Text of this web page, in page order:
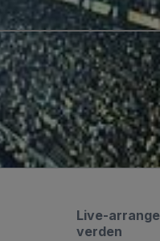
Live-
verden